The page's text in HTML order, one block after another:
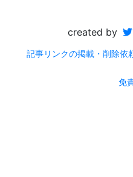
created by
記事リンクの掲載・削除依
免